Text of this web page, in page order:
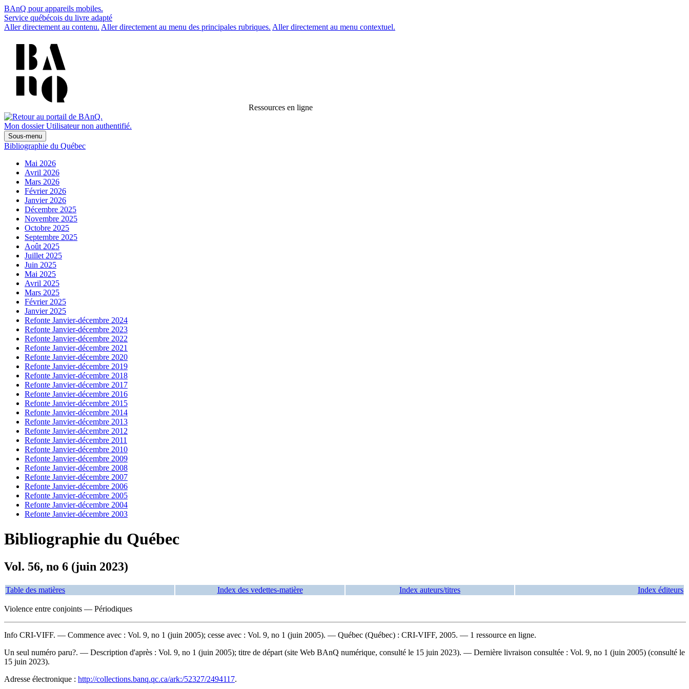
BAnQ pour appareils mobiles.
Service québécois du livre adapté
Aller directement au contenu. Aller directement au menu des principales rubriques. Aller directement au menu contextuel.
Ressources en ligne
Mon dossier Utilisateur non authentifié.
Sous-menu
Bibliographie du Québec
Mai 2026
Avril 2026
Mars 2026
Février 2026
Janvier 2026
Décembre 2025
Novembre 2025
Octobre 2025
Septembre 2025
Août 2025
Juillet 2025
Juin 2025
Mai 2025
Avril 2025
Mars 2025
Février 2025
Janvier 2025
Refonte Janvier-décembre 2024
Refonte Janvier-décembre 2023
Refonte Janvier-décembre 2022
Refonte Janvier-décembre 2021
Refonte Janvier-décembre 2020
Refonte Janvier-décembre 2019
Refonte Janvier-décembre 2018
Refonte Janvier-décembre 2017
Refonte Janvier-décembre 2016
Refonte Janvier-décembre 2015
Refonte Janvier-décembre 2014
Refonte Janvier-décembre 2013
Refonte Janvier-décembre 2012
Refonte Janvier-décembre 2011
Refonte Janvier-décembre 2010
Refonte Janvier-décembre 2009
Refonte Janvier-décembre 2008
Refonte Janvier-décembre 2007
Refonte Janvier-décembre 2006
Refonte Janvier-décembre 2005
Refonte Janvier-décembre 2004
Refonte Janvier-décembre 2003
Bibliographie du Québec
Vol. 56, no 6 (juin 2023)
Table des matières Index des vedettes-matière Index auteurs/titres Index éditeurs
Violence entre conjoints — Périodiques
Info CRI-VIFF. — Commence avec : Vol. 9, no 1 (juin 2005); cesse avec : Vol. 9, no 1 (juin 2005). — Québec (Québec) : CRI-VIFF, 2005. — 1 ressource en ligne.
Un seul numéro paru?. — Description d'après : Vol. 9, no 1 (juin 2005); titre de départ (site Web BAnQ numérique, consulté le 15 juin 2023). — Dernière livraison consultée : Vol. 9, no 1 (juin 2005) (consulté le
15 juin 2023).
Adresse électronique : http://collections.banq.qc.ca/ark:/52327/2494117.